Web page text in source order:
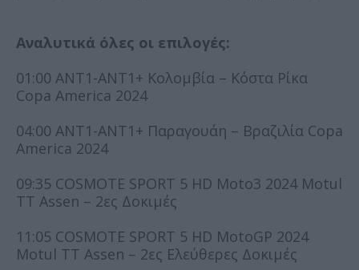
Αναλυτικά όλες οι επιλογές:
01:00 ΑΝΤ1-ΑΝΤ1+ Κολομβία – Κόστα Ρίκα
Copa America 2024
04:00 ANT1-ΑΝΤ1+ Παραγουάη – Βραζιλία Copa
America 2024
09:35 COSMOTE SPORT 5 HD Moto3 2024 Motul
TT Assen – 2ες Δοκιμές
11:05 COSMOTE SPORT 5 HD MotoGP 2024
Motul TT Assen – 2ες Ελεύθερες Δοκιμές